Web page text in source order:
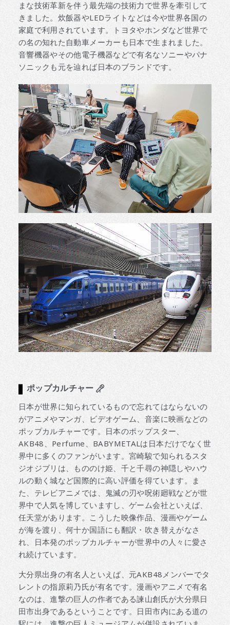
まな技術革新を伴う最先端の技術力で世界を牽引して
きました。炊飯器やLEDライトなどは今や世界各国の
家庭で利用されています。トヨタやホンダなど世界で
の名の知れた自動車メーカーも日本で生まれました。
音響機器やその他電子機器などで有名なソニーやパナ
ソニックも元を辿れば日本のブランドです。
ポップカルチャー
日本が世界に知られているもので忘れてはならないの
がアニメやマンガ、ビデオゲーム、音楽に映画などの
ポップカルチャーです。日本のポップスター、
AKB48、Perfume、BABYMETALは日本だけでなく世
界中に多くのファンがいます。宮崎駿で知られるスタ
ジオジブリは、もののけ姫、千と千尋の神隠しやハウ
ルの動く城など国際的に高い評価を得ています。ま
た、テレビアニメでは、鬼滅の刃や呪術廻戦などが世
界中で人気を博していますし、ゲーム会社といえば、
任天堂があります。こうした映像作品、漫画やゲーム
が海を渡り、何十か国語にも翻訳・吹き替えがなさ
れ、日本発のポップカルチャーが世界中の人々に愛さ
れ続けています。
大分県出身の有名人といえば、元AKB48メンバーでタ
レントの指原莉乃氏が有名です。漫画やアニメで有名
なのは、進撃の巨人の作者である諫山創氏が大分県日
田市出身であるということです。日田市内にある道の